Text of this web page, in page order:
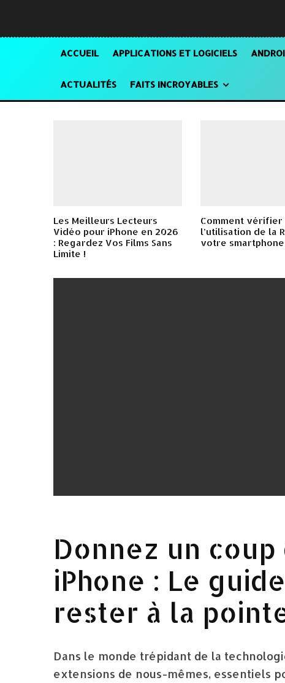
ACCUEIL APPLICATIONS ET LOGICIELS
ACTUALITÉS FAITS INCROYABLES
Les Meilleurs Lecteurs
Vidéo pour iPhone en 2026
: Regardez Vos Films Sans
Limite !
Comment vérifier
l’utilisation de la
votre
Donnez un
iPhone : Le
rester à la
Dans le monde trépidant de la
extensions de nous-mêmes, essentiels